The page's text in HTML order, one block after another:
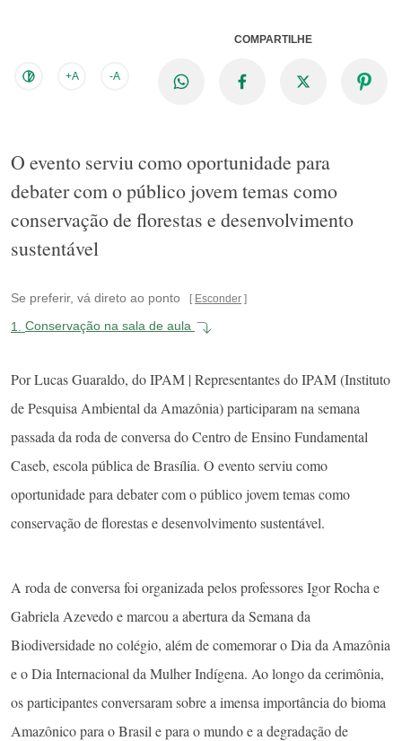
+A -A
COMPARTILHE
O evento serviu como oportunidade para
debater com o público jovem temas como
conservação de florestas e desenvolvimento
sustentável
Se preferir, vá direto ao ponto Esconder
1. Conservação na sala de aula
Por Lucas Guaraldo, do IPAM | Representantes do IPAM (Instituto
de Pesquisa Ambiental da Amazônia) participaram na semana
passada da roda de conversa do Centro de Ensino Fundamental
Caseb, escola pública de Brasília. O evento serviu como
oportunidade para debater com o público jovem temas como
conservação de florestas e desenvolvimento sustentável.
A roda de conversa foi organizada pelos professores Igor Rocha e
Gabriela Azevedo e marcou a abertura da Semana da
Biodiversidade no colégio, além de comemorar o Dia da Amazônia
e o Dia Internacional da Mulher Indígena. Ao longo da cerimônia,
os participantes conversaram sobre a imensa importância do bioma
Amazônico para o Brasil e para o mundo e a degradação de